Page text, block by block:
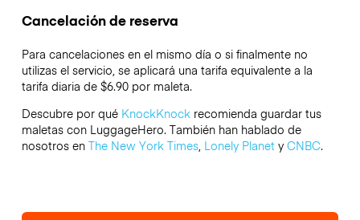
Cancelación de reserva
Para cancelaciones en el mismo día o si finalmente no
utilizas el servicio, se aplicará una tarifa equivalente a la
tarifa diaria de $6.90 por maleta.
Descubre por qué KnockKnockrecomienda guardar tus
maletas con LuggageHero. También han hablado de
nosotros en The New York Times, Lonely Planety CNBC.